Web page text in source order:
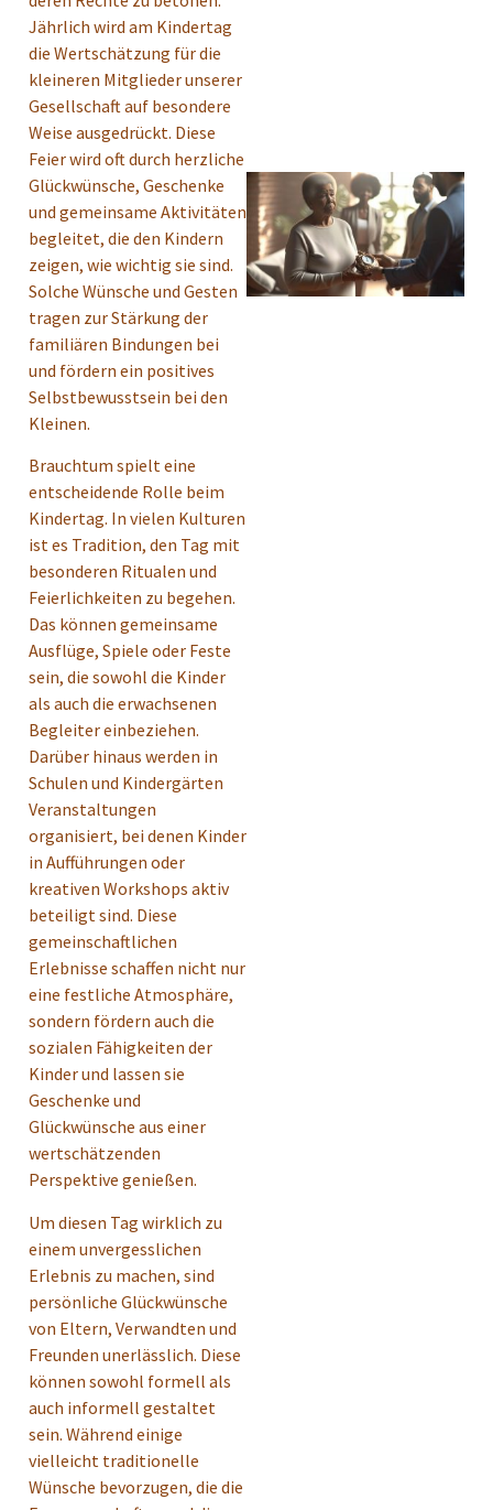
Jährlich wird am Kindertag
die Wertschätzung für die
kleineren Mitglieder unserer
Gesellschaft auf besondere
Weise ausgedrückt. Diese
Feier wird oft durch herzliche
Glückwünsche, Geschenke
und gemeinsame Aktivitäten
begleitet, die den Kindern
zeigen, wie wichtig sie sind.
Solche Wünsche und Gesten
tragen zur Stärkung der
familiären Bindungen bei
und fördern ein positives
Selbstbewusstsein bei den
Kleinen.
Brauchtum spielt eine
entscheidende Rolle beim
Kindertag. In vielen Kulturen
ist es Tradition, den Tag mit
besonderen Ritualen und
Feierlichkeiten zu begehen.
Das können gemeinsame
Ausflüge, Spiele oder Feste
sein, die sowohl die Kinder
als auch die erwachsenen
Begleiter einbeziehen.
Darüber hinaus werden in
Schulen und Kindergärten
Veranstaltungen
organisiert, bei denen Kinder
in Aufführungen oder
kreativen Workshops aktiv
beteiligt sind. Diese
gemeinschaftlichen
Erlebnisse schaffen nicht nur
eine festliche Atmosphäre,
sondern fördern auch die
sozialen Fähigkeiten der
Kinder und lassen sie
Geschenke und
Glückwünsche aus einer
wertschätzenden
Perspektive genießen.
Um diesen Tag wirklich zu
einem unvergesslichen
Erlebnis zu machen, sind
persönliche Glückwünsche
von Eltern, Verwandten und
Freunden unerlässlich. Diese
können sowohl formell als
auch informell gestaltet
sein. Während einige
vielleicht traditionelle
Wünsche bevorzugen, die die